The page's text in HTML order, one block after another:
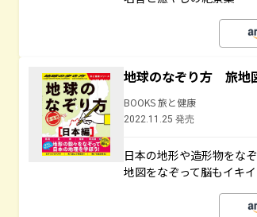
地球のなぞり方 旅
BOOKS 旅と健康
2022.11.25 発売
日本の地形や造形物をな
地図をなぞって脳もイキイ